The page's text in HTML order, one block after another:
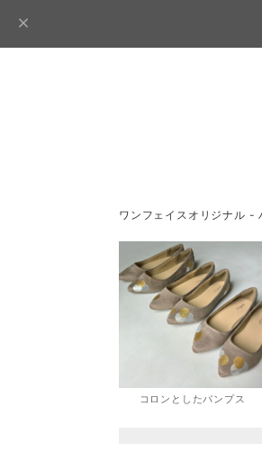
ワンフェイスオリジナル -
コロンとしたパンプス